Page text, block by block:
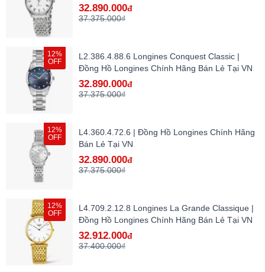
32.890.000đ
37.375.000₫
12%
OFF
L2.386.4.88.6 Longines Conquest Classic |
Đồng Hồ Longines Chính Hãng Bán Lẻ Tại VN
32.890.000đ
37.375.000₫
12%
OFF
L4.360.4.72.6 | Đồng Hồ Longines Chính Hãng
Bán Lẻ Tại VN
32.890.000đ
37.375.000₫
12%
OFF
L4.709.2.12.8 Longines La Grande Classique |
Đồng Hồ Longines Chính Hãng Bán Lẻ Tại VN
32.912.000đ
37.400.000₫